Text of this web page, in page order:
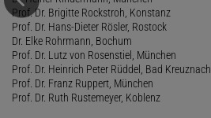
Prof. Dr. Brigitte Rockstroh, Konstanz
Prof. Dr. Hans-Dieter Rösler, Rostock
Dr. Elke Rohrmann, Bochum
Prof. Dr. Lutz von Rosenstiel, München
Prof. Dr. Heinrich Peter Rüddel, Bad Kreuznach
Prof. Dr. Franz Ruppert, München
Prof. Dr. Ruth Rustemeyer, Koblenz